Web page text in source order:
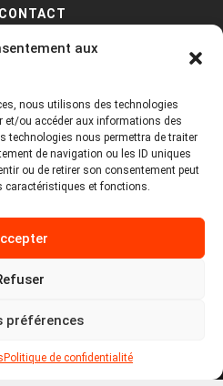
aux
nous utilisons des technologies
et/ou accéder aux informations des
technologies nous permettra de traiter
de navigation ou les ID uniques
ou de retirer son consentement peut
caractéristiques et fonctions.
préférences
Politique de confidentialité
de Belle-Île - 56400